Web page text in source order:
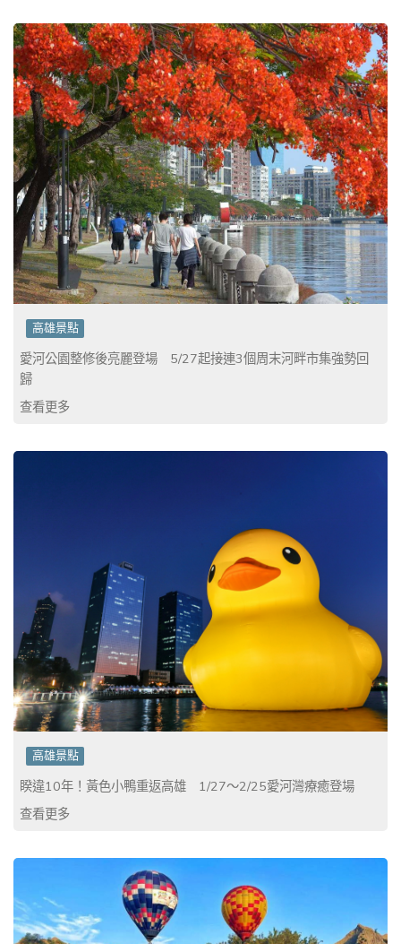
高雄景點
愛河公園整修後亮麗登場 5/27起接連3個周末河畔市集強勢回
歸
查看更多
高雄景點
睽違10年！黃色小鴨重返高雄 1/27～2/25愛河灣療癒登場
查看更多